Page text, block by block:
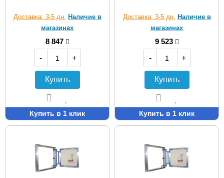
Доставка: 3-5 дн. Наличие в
магазинах
8 847
-
+
Купить
Купить в 1 клик
Доставка: 3-5 дн. Наличие в
магазинах
9 523
-
+
Купить
Купить в 1 клик